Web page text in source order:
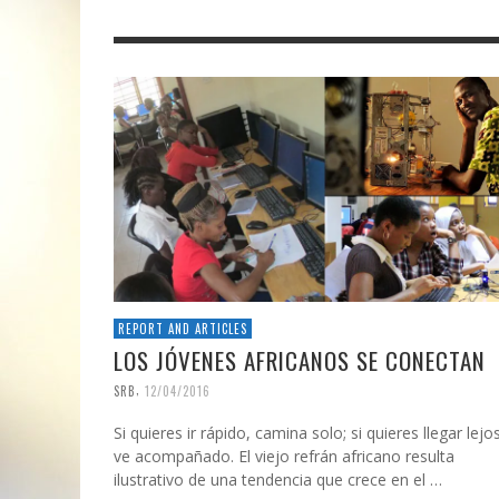
REPORT AND ARTICLES
LOS JÓVENES AFRICANOS SE CONECTAN
SRB 12/04/2016
Si quieres ir rápido, camina solo; si quieres llegar
ve acompañado. El viejo refrán africano resulta
ilustrativo de una tendencia que crece en el …